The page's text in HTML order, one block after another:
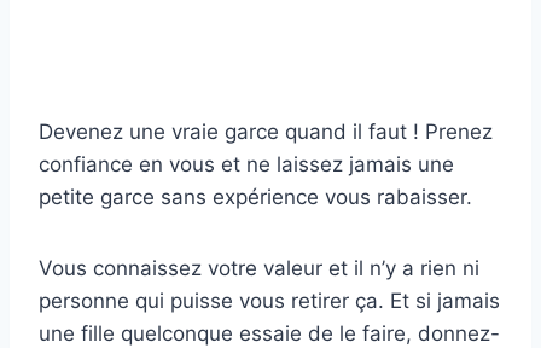
Devenez une vraie garce quand il faut ! Prenez
confiance en vous et ne laissez jamais une
petite garce sans expérience vous rabaisser.
Vous connaissez votre valeur et il n’y a rien ni
personne qui puisse vous retirer ça. Et si jamais
une fille quelconque essaie de le faire, donnez-